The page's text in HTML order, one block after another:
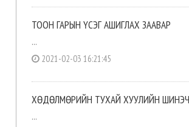
ТООН ГАРЫН ҮСЭГ АШИГЛАХ ЗААВАР
...
2021-02-03 16:21:45
ХӨДӨЛМӨРИЙН ТУХАЙ ХУУЛИЙН
...